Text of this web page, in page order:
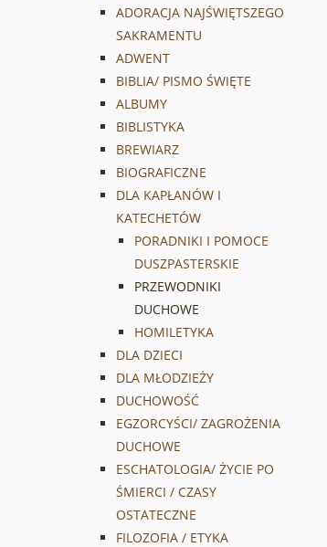
ADORACJA NAJŚWIĘTSZEGO
SAKRAMENTU
ADWENT
BIBLIA/ PISMO ŚWIĘTE
ALBUMY
BIBLISTYKA
BREWIARZ
BIOGRAFICZNE
DLA KAPŁANÓW I
KATECHETÓW
PORADNIKI I POMOCE
DUSZPASTERSKIE
PRZEWODNIKI
DUCHOWE
HOMILETYKA
DLA DZIECI
DLA MŁODZIEŻY
DUCHOWOŚĆ
EGZORCYŚCI/ ZAGROŻENIA
DUCHOWE
ESCHATOLOGIA/ ŻYCIE PO
ŚMIERCI / CZASY
OSTATECZNE
FILOZOFIA / ETYKA